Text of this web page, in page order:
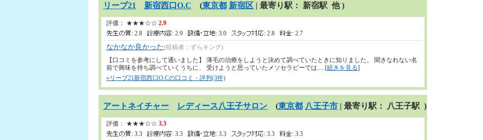
リーブ21 新宿西口O.C (東京都 新宿区 | 最寄り駅： 新宿駅 他 )
評価： ★★★☆☆ 2.9
: 2.8
: 2.9 : 3.0 : 2.8 : 2.7
なかなか良かった(投稿者：ずらキング)
【口コミを参考にして通いました】 薄毛の治療をしようと決めて調べていたときに知りました。 聞きなれない名
前で興味を持ち調べていくうちに、 受けようと思っていたメソセラピーでは.....[続きを見る]
»リーブ21新宿西口O.Cの口コミ・評判(3件)
アートネイチャー レディース八王子サロン (東京都 八王子市 | 最寄り駅： 八王子駅 )
評価： ★★★☆☆ 3.3
: 3.3
: 3.3 : 3.3 : 3.3 : 3.3